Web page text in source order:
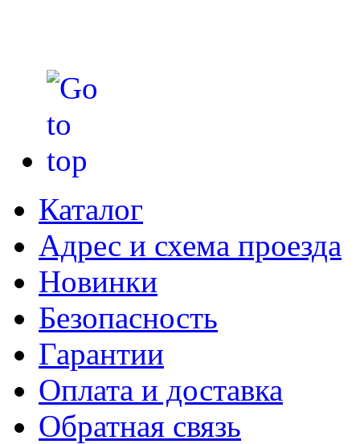
Каталог
Адрес и схема проезда
Новинки
Безопасность
Гарантии
Оплата и доставка
Обратная связь